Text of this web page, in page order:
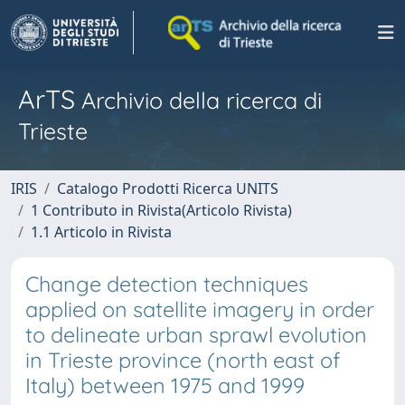
ArTS Archivio della ricerca di
Trieste
IRIS
Catalogo Prodotti Ricerca UNITS
1 Contributo in Rivista(Articolo Rivista)
1.1 Articolo in Rivista
Change detection techniques
applied on satellite imagery in order
to delineate urban sprawl evolution
in Trieste province (north east of
Italy) between 1975 and 1999